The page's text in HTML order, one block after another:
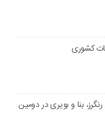
کشوری
بنا و بویری در دومین